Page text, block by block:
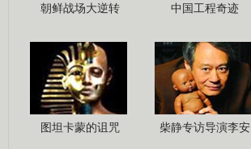
朝鲜战场大逆转 中国工程奇迹
图坦卡蒙的诅咒 柴静专访导演李安